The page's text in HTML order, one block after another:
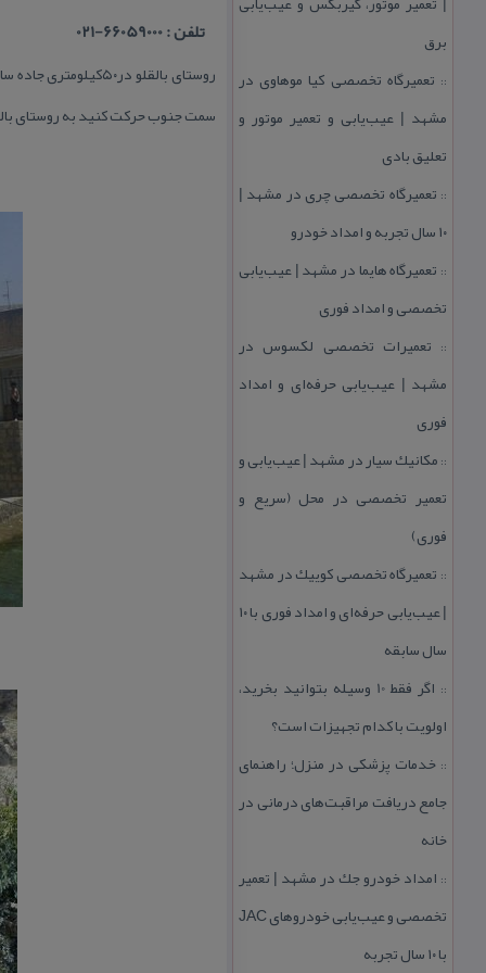
برق
:: تعمیرگاه تخصصی كیا موهاوی در
مشهد | عیب‌یابی و تعمیر موتور و
تعلیق بادی
:: تعمیرگاه تخصصی چری در مشهد |
۱۰ سال تجربه و امداد خودرو
:: تعمیرگاه هایما در مشهد | عیب‌یابی
تخصصی و امداد فوری
:: تعمیرات تخصصی لكسوس در
مشهد | عیب‌یابی حرفه‌ای و امداد
فوری
:: مكانیك سیار در مشهد | عیب‌یابی و
تعمیر تخصصی در محل (سریع و
فوری)
:: تعمیرگاه تخصصی كوییك در مشهد
| عیب‌یابی حرفه‌ای و امداد فوری با ۱۰
سال سابقه
::
اگر فقط 10 وسیله بتوانید بخرید،
اولویت با كدام تجهیزات است؟
:: خدمات پزشكی در منزل؛ راهنمای
جامع دریافت مراقبت‌های درمانی در
خانه
:: امداد خودرو جك در مشهد | تعمیر
تخصصی و عیب‌یابی خودروهای JAC
با ۱۰ سال تجربه
تلفن : 66059000-021
سمت جنوب حركت كنید به روستای